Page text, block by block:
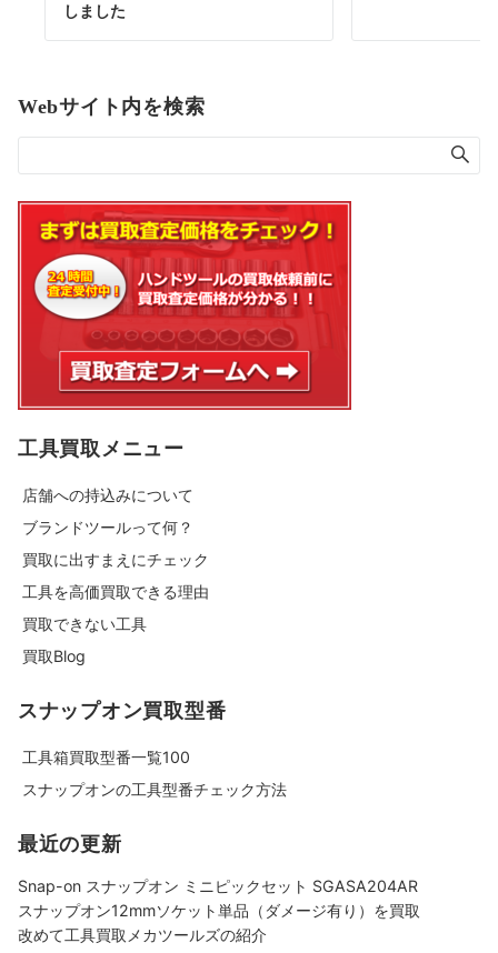
しました
Webサイト内を検索
工具買取メニュー
店舗への持込みについて
ブランドツールって何？
買取に出すまえにチェック
工具を高価買取できる理由
買取できない工具
買取Blog
スナップオン買取型番
工具箱買取型番一覧100
スナップオンの工具型番チェック方法
最近の更新
Snap-on スナップオン ミニピックセット SGASA204AR
スナップオン12mmソケット単品（ダメージ有り）を買取
改めて工具買取メカツールズの紹介